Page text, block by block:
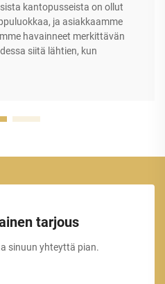
kantopusseista on ollut
ja asiakkaamme
havainneet merkittävän
siitä lähtien, kun
tarjous
sinuun yhteyttä pian.